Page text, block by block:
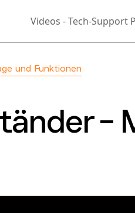
Videos - Tech-Support
und Funktionen
-